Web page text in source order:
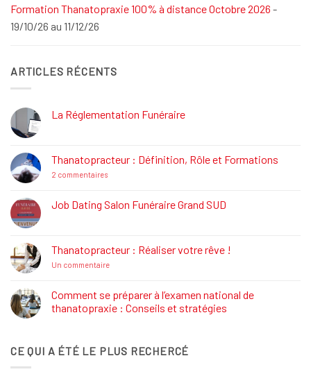
Formation Thanatopraxie 100% à distance Octobre 2026 -
19/10/26 au 11/12/26
ARTICLES RÉCENTS
La Réglementation Funéraire
La
Réglementation
Funéraire
Thanatopracteur : Définition, Rôle et Formations
2 commentairessur
Définition,
Rôle
Job Dating Salon Funéraire Grand SUD
Job
Dating
Salon
SUD
Thanatopracteur : Réaliser votre rêve !
Un commentairesur
Réaliser
votre
rêve
Comment se préparer à l’examen national de
thanatopraxie : Conseils et stratégies
Comment
se
CE QUI A ÉTÉ LE PLUS RECHERCÉ